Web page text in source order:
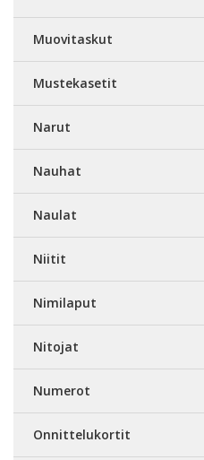
Muovitaskut
Mustekasetit
Narut
Nauhat
Naulat
Niitit
Nimilaput
Nitojat
Numerot
Onnittelukortit